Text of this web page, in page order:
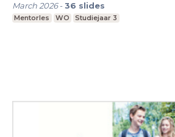
March 2026-36 slides
Mentorles WO Studiejaar 3